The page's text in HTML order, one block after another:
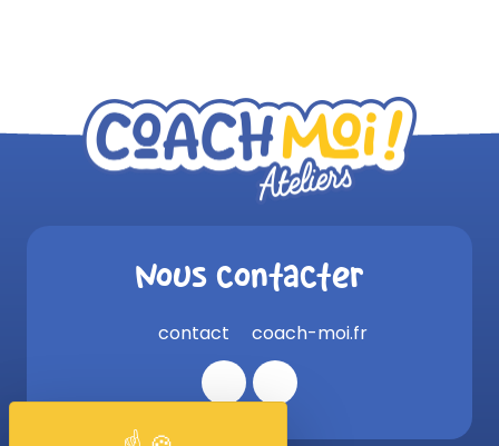
Nous contacter
contact coach-moi.fr